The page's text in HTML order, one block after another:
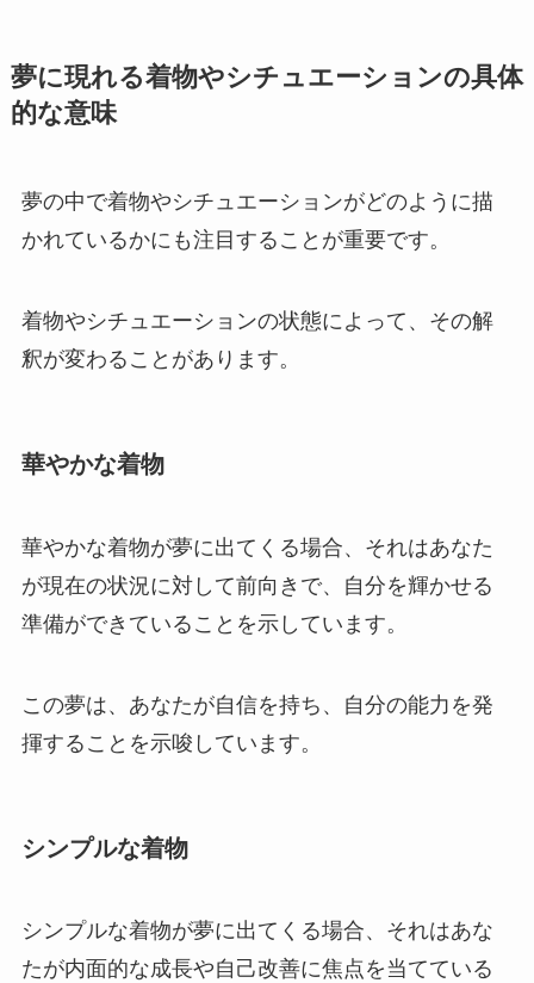
夢に現れる着物やシチュエーションの具体
的な意味
夢の中で着物やシチュエーションがどのように描
かれているかにも注目することが重要です。
着物やシチュエーションの状態によって、その解
釈が変わることがあります。
華やかな着物
華やかな着物が夢に出てくる場合、それはあなた
が現在の状況に対して前向きで、自分を輝かせる
準備ができていることを示しています。
この夢は、あなたが自信を持ち、自分の能力を発
揮することを示唆しています。
シンプルな着物
シンプルな着物が夢に出てくる場合、それはあな
たが内面的な成長や自己改善に焦点を当てている